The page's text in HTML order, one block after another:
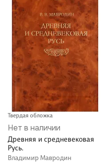
Твердая обложка
Нет в наличии
Древняя и средневековая
Русь.
Владимир Мавродин